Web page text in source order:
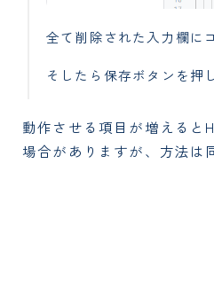
全て削除された入力欄に
そしたら保存ボタンを押
動作させる項目が増えると
場合がありますが、方法は